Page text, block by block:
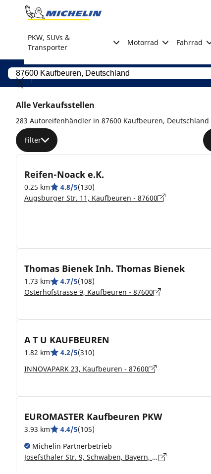
Go to page content
PKW, SUVs &
Transporter
Motorrad Fahrrad
Alle Verkaufsstellen
283 Autoreifenhändler in 87600 Kaufbeuren, Deutschland
Filter
Reifen-Noack e.K.
0.25 km 4.8/5(130)
Augsburger Str. 11, Kaufbeuren - 87600
Thomas Bienek Inh. Thomas Bienek
1.73 km 4.7/5(108)
Osterhofstrasse 9, Kaufbeuren - 87600
A T U KAUFBEUREN
1.82 km 4.2/5(310)
INNOVAPARK 23, Kaufbeuren - 87600
EUROMASTER Kaufbeuren PKW
3.93 km 4.4/5(105)
Michelin Partnerbetrieb
Josefsthaler Str. 9, Schwaben, Bayern, Kaufbeuren - 87600